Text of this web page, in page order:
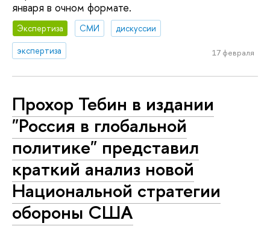
января в очном формате.
Экспертиза СМИ
дискуссии
экспертиза
17 февраля
Прохор Тебин в издании
"Россия в глобальной
политике" представил
краткий анализ новой
Национальной стратегии
обороны США